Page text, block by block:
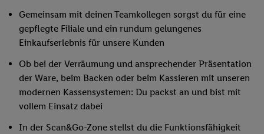
Gemeinsam mit deinen Teamkollegen sorgst du für eine
gepflegte Filiale und ein rundum gelungenes
Einkaufserlebnis für unsere Kunden
Ob bei der Verräumung und ansprechender Präsentation
der Ware, beim Backen oder beim Kassieren mit unseren
modernen Kassensystemen: Du packst an und bist mit
vollem Einsatz dabei
In der Scan&Go-Zone stellst du die Funktionsfähigkeit